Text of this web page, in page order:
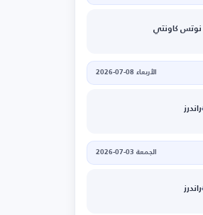
نوتس كاونتي
الأربعاء 08-07-2026
راندرز
الجمعة 03-07-2026
راندرز